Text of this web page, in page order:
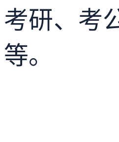
考研、考
等。